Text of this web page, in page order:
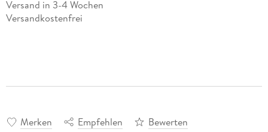
Versand in 3-4 Wochen
Versandkostenfrei
Merken Empfehlen Bewerten